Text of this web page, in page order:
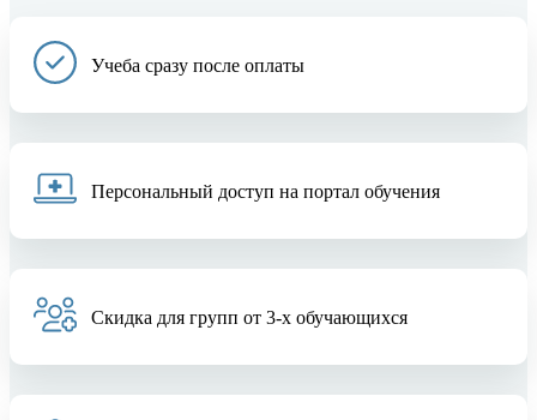
Учеба сразу после оплаты
Персональный доступ на портал обучения
Скидка для групп от 3-х обучающихся